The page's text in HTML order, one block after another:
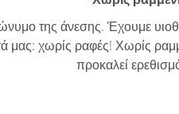
της άνεσης. Έχουμε
χωρίς ραφές! Χωρίς
προκαλεί